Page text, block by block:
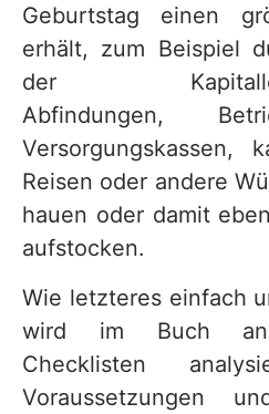
Geburtstag einen
erhält, zum Beispiel
der
Abfindungen,
Reisen oder andere
hauen oder damit
aufstocken.
Wie letzteres einfach
wird im Buch
Checklisten
Voraussetzungen